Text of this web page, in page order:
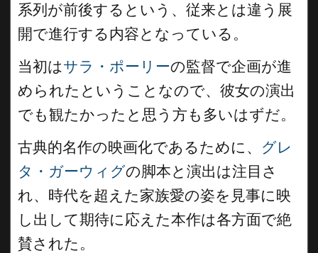
系列が前後するという、従来とは違う展
開で進行する内容となっている。
当初はサラ・ポーリーの監督で企画が進
められたということなので、彼女の演出
でも観たかったと思う方も多いはずだ。
古典的名作の映画化であるために、 グレ
タ・ガーウィグの脚本と演出は注目さ
れ、時代を超えた家族愛の姿を見事に映
し出して期待に応えた本作は各方面で絶
賛された。